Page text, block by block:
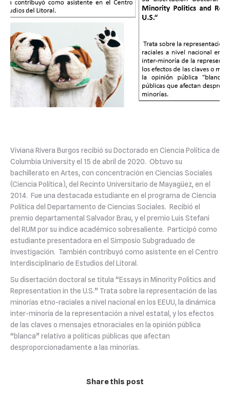
Viviana Rivera Burgos recibió su Doctorado en Ciencia Política de
Columbia University el 15 de abril de 2020. Obtuvo su
bachillerato en Artes, con concentración en Ciencias Sociales
(Ciencia Política), del Recinto Universitario de Mayagüez, en el
2014. Fue una destacada estudiante en el programa de Ciencia
Política del Departamento de Ciencias Sociales. Recibió el
premio departamental Salvador Brau, y el premio Luis Stefani
del RUM por su índice académico sobresaliente. Participó como
estudiante presentadora en el Simposio Subgraduado de
Investigación. También contribuyó como asistente en el Centro
Interdisciplinario de Estudios del Litoral.
Su disertación doctoral se titula “Essays in Minority Politics and
Representation in the U.S.” Trata sobre la representación de las
minorías etno-raciales a nivel nacional en los EEUU, la dinámica
inter-minoría de la representación a nivel estatal, y los efectos
de las claves o mensajes etnoraciales en la opinión pública
“blanca” relativo a políticas públicas que afectan
desproporcionadamente a las minorías.
Share this post